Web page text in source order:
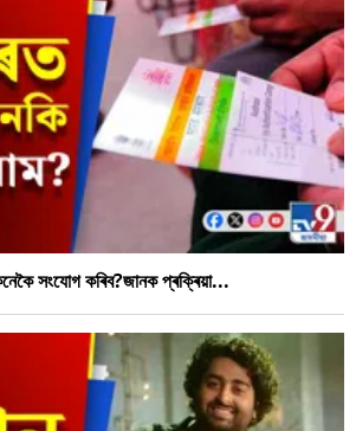
সংযোগ কৰিব?জানক প্ৰক্ৰিয়া...